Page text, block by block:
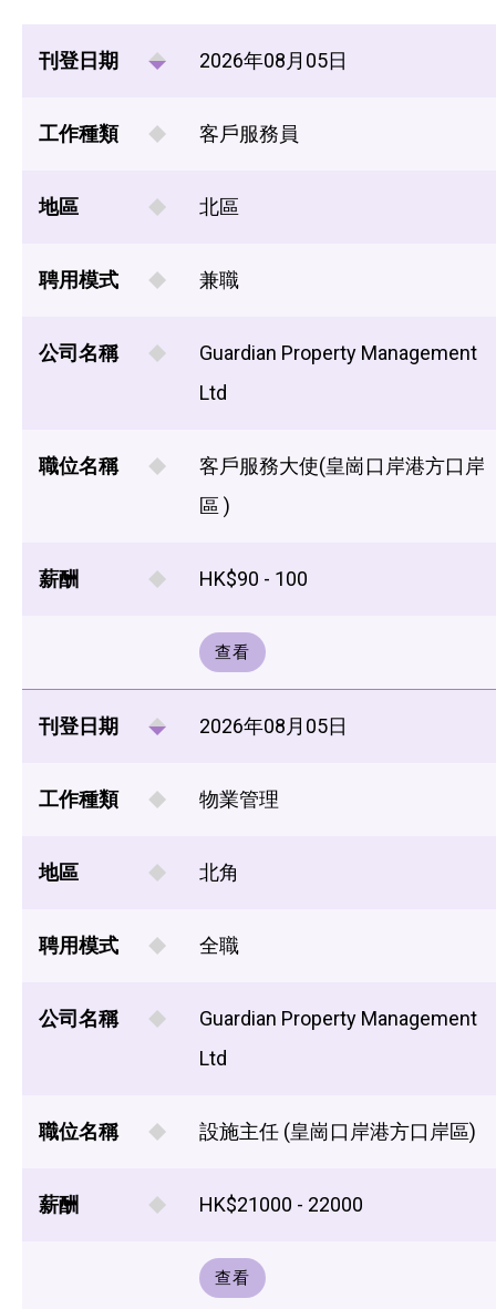
刊登日期 2026年08月05日
工作種類 客戶服務員
地區 北區
聘用模式 兼職
公司名稱
Guardian Property Management
Ltd
職位名稱
客戶服務大使(皇崗口岸港方口岸
區 )
薪酬 HK$90 - 100
查看
刊登日期 2026年08月05日
工作種類 物業管理
地區 北角
聘用模式 全職
公司名稱
Guardian Property Management
Ltd
職位名稱 設施主任 (皇崗口岸港方口岸區)
薪酬 HK$21000 - 22000
查看